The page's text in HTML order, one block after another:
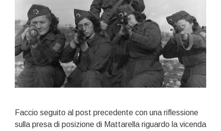
Faccio seguito al post precedente con una riflessione
sulla presa di posizione di Mattarella riguardo la vicenda